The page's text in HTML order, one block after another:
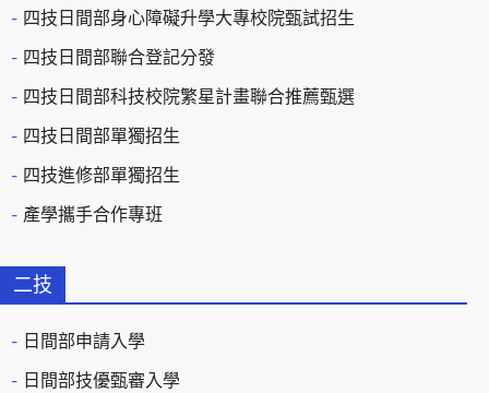
四技日間部身心障礙升學大專校院甄試招生
四技日間部聯合登記分發
四技日間部科技校院繁星計畫聯合推薦甄選
四技日間部單獨招生
四技進修部單獨招生
產學攜手合作專班
二技
日間部申請入學
日間部技優甄審入學